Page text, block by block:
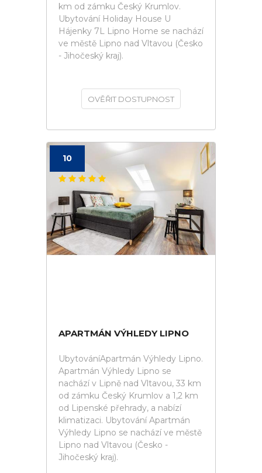
km od zámku Český Krumlov.
Ubytování Holiday House U
Hájenky 7L Lipno Home se nachází
ve městě Lipno nad Vltavou (Česko
- Jihočeský kraj).
OVĚŘIT DOSTUPNOST
10
APARTMÁN VÝHLEDY LIPNO
UbytováníApartmán Výhledy Lipno.
Apartmán Výhledy Lipno se
nachází v Lipně nad Vltavou, 33 km
od zámku Český Krumlov a 1,2 km
od Lipenské přehrady, a nabízí
klimatizaci. Ubytování Apartmán
Výhledy Lipno se nachází ve městě
Lipno nad Vltavou (Česko -
Jihočeský kraj).